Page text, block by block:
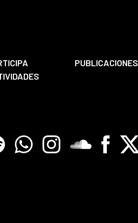
PUBLICACIONES
WhatsappInstagramSoundcloreFacebook
X